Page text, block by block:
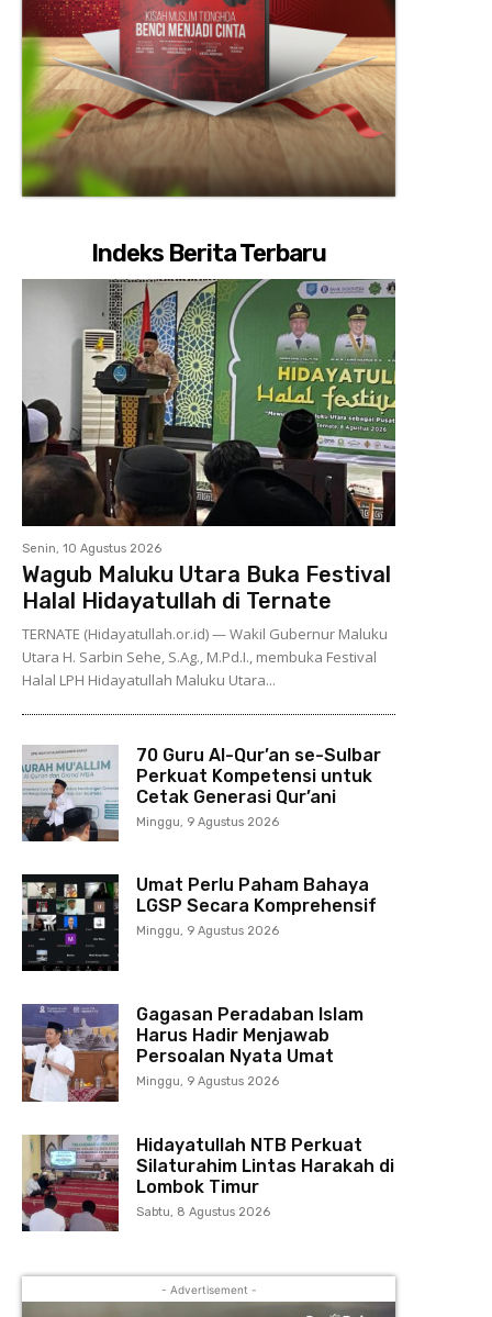
Indeks Berita Terbaru
Senin, 10 Agustus 2026
Wagub Maluku Utara Buka Festival
Halal Hidayatullah di Ternate
TERNATE (Hidayatullah.or.id) — Wakil Gubernur Maluku
Utara H. Sarbin Sehe, S.Ag., M.Pd.I., membuka Festival
Halal LPH Hidayatullah Maluku Utara...
70 Guru Al-Qur’an se-Sulbar
Perkuat Kompetensi untuk
Cetak Generasi Qur’ani
Minggu, 9 Agustus 2026
Umat Perlu Paham Bahaya
LGSP Secara Komprehensif
Minggu, 9 Agustus 2026
Gagasan Peradaban Islam
Harus Hadir Menjawab
Persoalan Nyata Umat
Minggu, 9 Agustus 2026
Hidayatullah NTB Perkuat
Silaturahim Lintas Harakah di
Lombok Timur
Sabtu, 8 Agustus 2026
- Advertisement -